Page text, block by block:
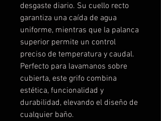
desgaste diario. Su cuello recto
garantiza una caída de agua
uniforme, mientras que la palanca
superior permite un control
preciso de temperatura y caudal.
Perfecto para lavamanos sobre
cubierta, este grifo combina
estética, funcionalidad y
durabilidad, elevando el diseño de
cualquier baño.